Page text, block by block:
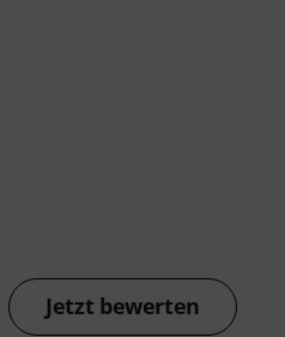
Jetzt bewerten